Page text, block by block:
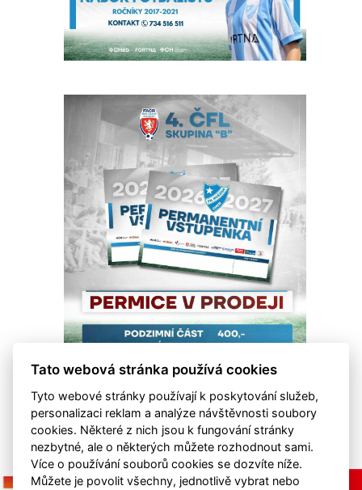
Tato webová stránka používá cookies
Tyto webové stránky používají k poskytování služeb,
personalizaci reklam a analýze návštěvnosti soubory
cookies. Některé z nich jsou k fungování stránky
nezbytné, ale o některých můžete rozhodnout sami.
Více o používání souborů cookies se dozvíte níže.
Můžete je povolit všechny, jednotlivě vybrat nebo